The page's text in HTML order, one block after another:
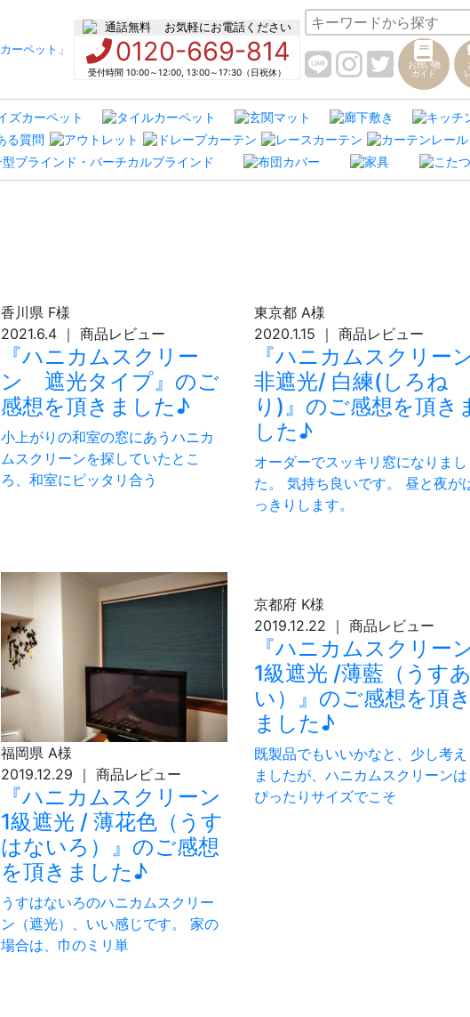
お気軽にお電話ください
0120-669-814
受付時間 10:00～12:00, 13:00～17:30（日祝休）
お買い物
ガイド
香川県 F様
2021.6.4 ｜ 商品レビュー
『ハニカムスクリー
ン 遮光タイプ』のご
感想を頂きました♪
小上がりの和室の窓にあうハニカ
ムスクリーンを探していたとこ
ろ、和室にピッタリ合う
東京都 A様
2020.1.15
｜ 商品レビュー
『ハニカムスクリー
非遮光/ 白練(しろね
り)』のご感想を頂き
した♪
オーダーでスッキリ窓になりまし
た。 気持ち良いです。 昼と夜が
っきりします。
福岡県 A様
2019.12.29
｜ 商品レビュー
『ハニカムスクリーン
1級遮光 / 薄花色（うす
はないろ）』のご感想
を頂きました♪
うすはないろのハニカムスクリー
ン（遮光）、いい感じです。 家の
場合は、巾のミリ単
京都府 K様
2019.12.22
｜ 商品レビュー
『ハニカムスクリー
1級遮光 /薄藍（うすあ
い）』のご感想を頂き
ました♪
既製品でもいいかなと、少し考え
ましたが、ハニカムスクリーンは
ぴったりサイズでこそ